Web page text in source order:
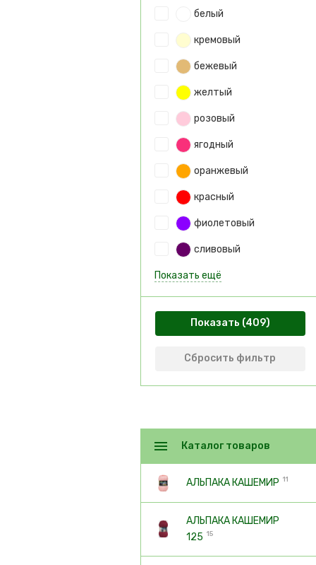
белый
кремовый
бежевый
желтый
розовый
ягодный
оранжевый
красный
фиолетовый
сливовый
Показать ещё
Показать
Сбросить фильтр
Каталог товаров
АЛЬПАКА КАШЕМИР 11
АЛЬПАКА КАШЕМИР
125 15